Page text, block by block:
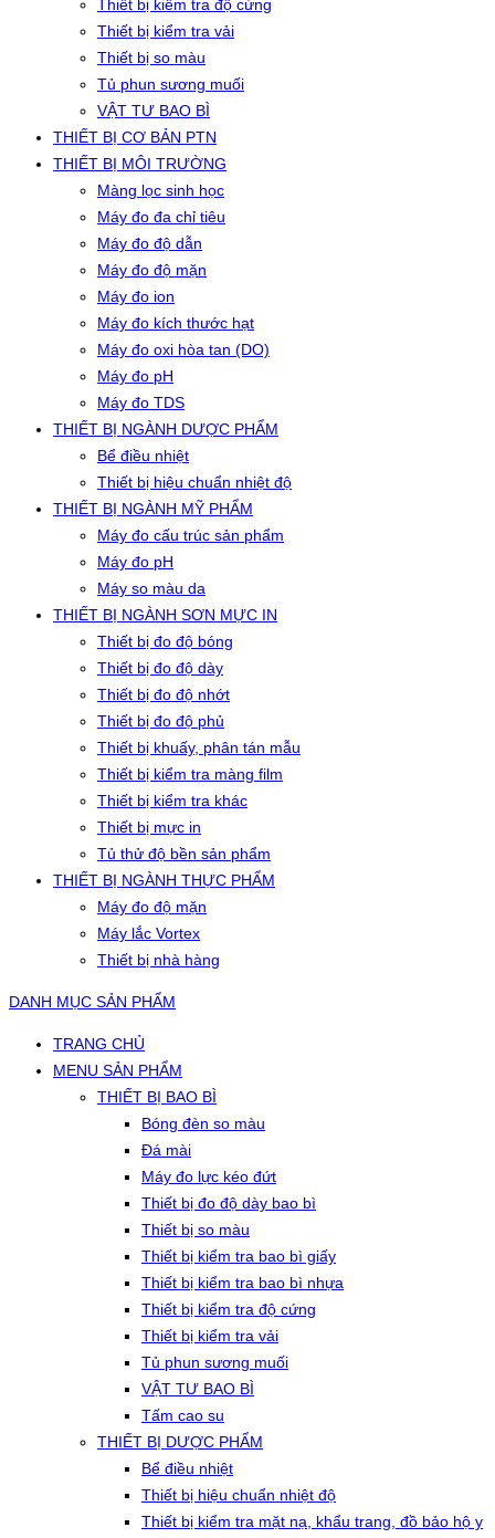
Thiết bị kiểm tra độ cứng
Thiết bị kiểm tra vải
Thiết bị so màu
Tủ phun sương muối
VẬT TƯ BAO BÌ
THIẾT BỊ CƠ BẢN PTN
THIẾT BỊ MÔI TRƯỜNG
Màng lọc sinh học
Máy đo đa chỉ tiêu
Máy đo độ dẫn
Máy đo độ mặn
Máy đo ion
Máy đo kích thước hạt
Máy đo oxi hòa tan (DO)
Máy đo pH
Máy đo TDS
THIẾT BỊ NGÀNH DƯỢC PHẨM
Bể điều nhiệt
Thiết bị hiệu chuẩn nhiệt độ
THIẾT BỊ NGÀNH MỸ PHẨM
Máy đo cấu trúc sản phẩm
Máy đo pH
Máy so màu da
THIẾT BỊ NGÀNH SƠN MỰC IN
Thiết bị đo độ bóng
Thiết bị đo độ dày
Thiết bị đo độ nhớt
Thiết bị đo độ phủ
Thiết bị khuấy, phân tán mẫu
Thiết bị kiểm tra màng film
Thiết bị kiểm tra khác
Thiết bị mực in
Tủ thử độ bền sản phẩm
THIẾT BỊ NGÀNH THỰC PHẨM
Máy đo độ mặn
Máy lắc Vortex
Thiết bị nhà hàng
DANH MỤC SẢN PHẨM
TRANG CHỦ
MENU SẢN PHẨM
THIẾT BỊ BAO BÌ
Bóng đèn so màu
Đá mài
Máy đo lực kéo đứt
Thiết bị đo độ dày bao bì
Thiết bị so màu
Thiết bị kiểm tra bao bì giấy
Thiết bị kiểm tra bao bì nhựa
Thiết bị kiểm tra độ cứng
Thiết bị kiểm tra vải
Tủ phun sương muối
VẬT TƯ BAO BÌ
Tấm cao su
THIẾT BỊ DƯỢC PHẨM
Bể điều nhiệt
Thiết bị hiệu chuẩn nhiệt độ
Thiết bị kiểm tra mặt nạ, khẩu trang, đồ bảo hộ y